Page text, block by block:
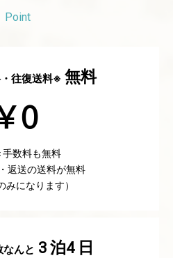
Point
往復送料※ 無料
手数料も無料
返送の送料が無料
みになります）
なんと 3 泊4 日